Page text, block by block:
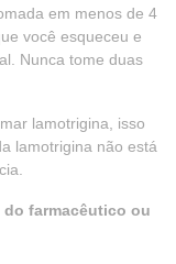
em menos de 4
você esqueceu e
Nunca tome duas
lamotrigina, isso
lamotrigina não está
farmacêutico ou